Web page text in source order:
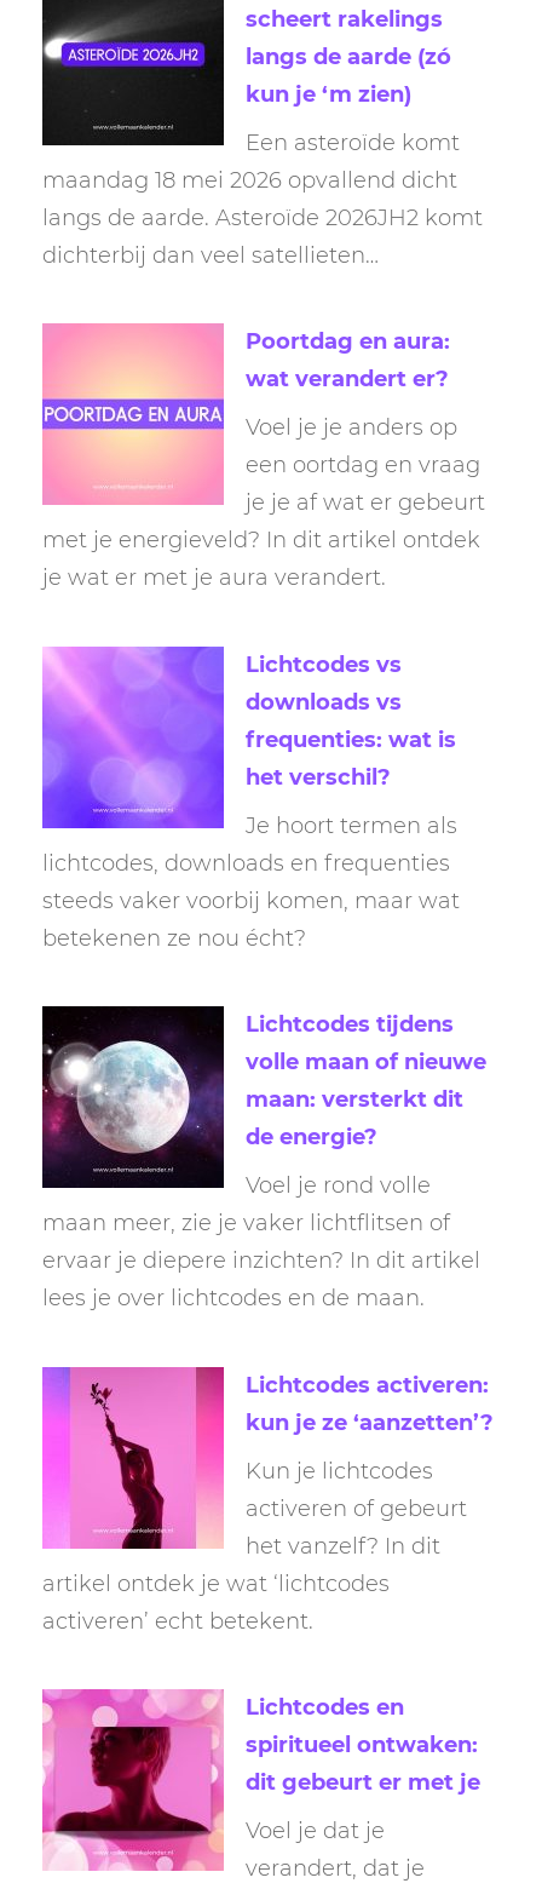
scheert rakelings
langs de aarde (zó
kun je ‘m zien)
Een asteroïde komt
maandag 18 mei 2026 opvallend dicht
langs de aarde. Asteroïde 2026JH2 komt
dichterbij dan veel satellieten…
Poortdag en aura:
wat verandert er?
Voel je je anders op
een oortdag en vraag
je je af wat er gebeurt
met je energieveld? In dit artikel ontdek
je wat er met je aura verandert.
Lichtcodes vs
downloads vs
frequenties: wat is
het verschil?
Je hoort termen als
lichtcodes, downloads en frequenties
steeds vaker voorbij komen, maar wat
betekenen ze nou écht?
Lichtcodes tijdens
volle maan of nieuwe
maan: versterkt dit
de energie?
Voel je rond volle
maan meer, zie je vaker lichtflitsen of
ervaar je diepere inzichten? In dit artikel
lees je over lichtcodes en de maan.
Lichtcodes activeren:
kun je ze ‘aanzetten’?
Kun je lichtcodes
activeren of gebeurt
het vanzelf? In dit
artikel ontdek je wat ‘lichtcodes
activeren’ echt betekent.
Lichtcodes en
spiritueel ontwaken:
dit gebeurt er met je
Voel je dat je
verandert, dat je